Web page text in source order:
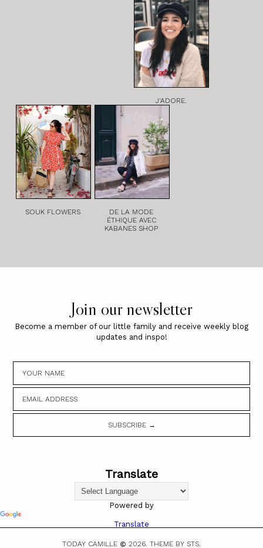
J'ADORE.
SOUK FLOWERS
DE LA MODE
ÉTHIQUE AVEC
KABANES SHOP
Join our newsletter
Become a member of our little family and receive weekly blog
updates and inspo!
Translate
Powered by
Translate
TODAY CAMILLE 2026. THEME BY STS.